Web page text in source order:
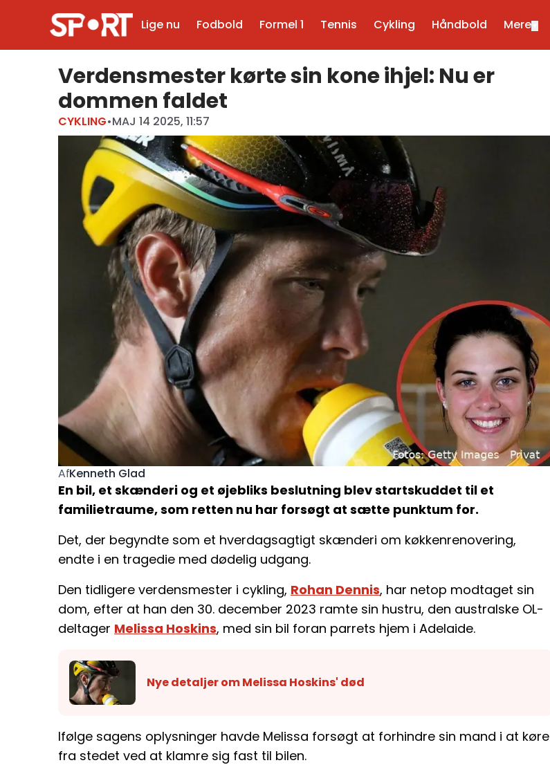
Lige nu Fodbold Formel 1 Tennis Cykling Håndbold Mere
Verdensmester kørte sin kone ihjel: Nu er
dommen faldet
CYKLING•MAJ 14 2025, 11:57
AfKenneth Glad
En bil, et skænderi og et øjebliks beslutning blev startskuddet til et
familietraume, som retten nu har forsøgt at sætte punktum for.
Det, der begyndte som et hverdagsagtigt skænderi om køkkenrenovering,
endte i en tragedie med dødelig udgang.
Den tidligere verdensmester i cykling, Rohan Dennis, har netop modtaget sin
dom, efter at han den 30. december 2023 ramte sin hustru, den australske OL-
deltager Melissa Hoskins, med sin bil foran parrets hjem i Adelaide.
Nye detaljer om Melissa Hoskins' død
Ifølge sagens oplysninger havde Melissa forsøgt at forhindre sin mand i at køre
fra stedet ved at klamre sig fast til bilen.